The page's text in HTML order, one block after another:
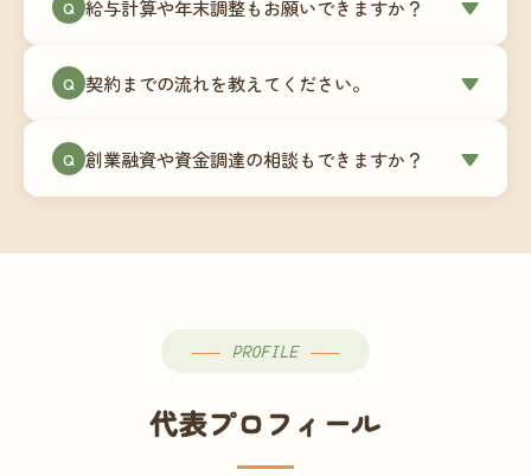
での変更も対応可能です。
供しています。これから会計ソフトを導入される
します。freee・弥生会計等をご利用中の場合は、
Q 給与計算や年末調整もお願いできますか？ ▼
怠集計あり／5名まで）は月額15,000円〜、年末調
す。人数が増える場合は別途お見積りします。
Q 契約までの流れを教えてください。 ▼
（30〜60分）でご事業内容・ご要望のヒアリング
→ ③お見積り・ご契約 → ④MFクラウドの初期設
談から契約まで費用は発生しませんので、お気軽
Q 創業融資や資金調達の相談もできますか？ ▼
PROFILE
代表プロフィール